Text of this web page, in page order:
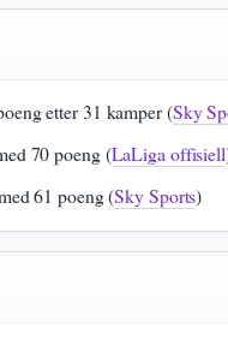
etter 31 kamper (Sky
70 poeng (LaLiga offisiell
61 poeng (Sky Sports)